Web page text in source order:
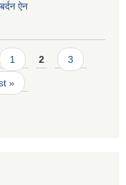
ऐन
1 2 3
»